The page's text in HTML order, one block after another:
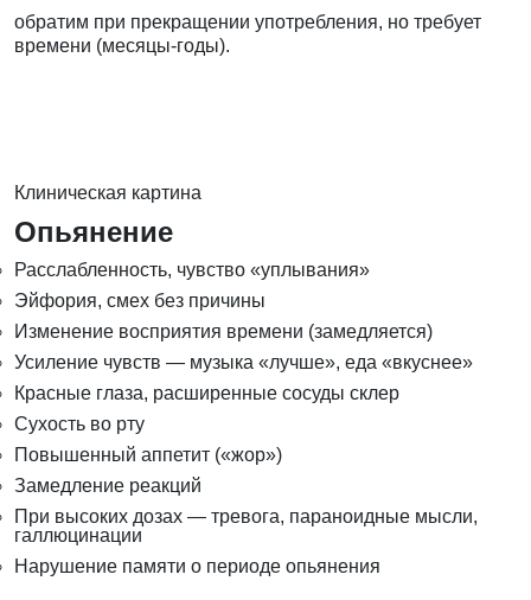
обратим при прекращении употребления, но требует
времени (месяцы-годы).
Клиническая картина
Опьянение
Расслабленность, чувство «уплывания»
Эйфория, смех без причины
Изменение восприятия времени (замедляется)
Усиление чувств — музыка «лучше», еда «вкуснее»
Красные глаза, расширенные сосуды склер
Сухость во рту
Повышенный аппетит («жор»)
Замедление реакций
При высоких дозах — тревога, параноидные мысли,
галлюцинации
Нарушение памяти о периоде опьянения